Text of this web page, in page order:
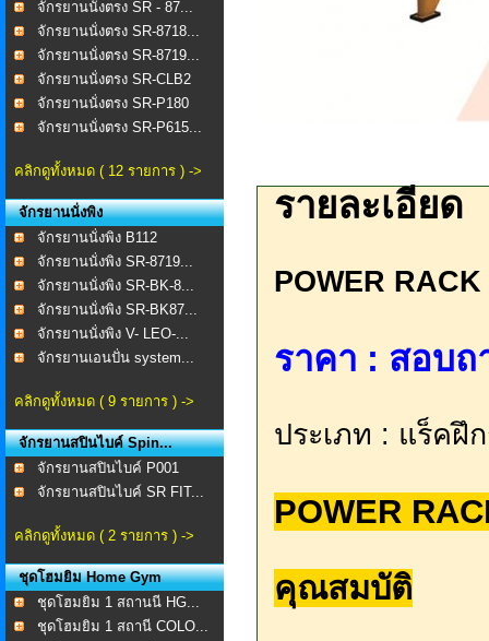
จักรยานนั่งตรง SR - 87...
จักรยานนั่งตรง SR-8718...
จักรยานนั่งตรง SR-8719...
จักรยานนั่งตรง SR-CLB2
จักรยานนั่งตรง SR-P180
จักรยานนั่งตรง SR-P615...
คลิกดูทั้งหมด ( 12 รายการ ) ->
จักรยานนั่งพิง
จักรยานนั่งพิง B112
จักรยานนั่งพิง SR-8719...
จักรยานนั่งพิง SR-BK-8...
จักรยานนั่งพิง SR-BK87...
จักรยานนั่งพิง V- LEO-...
จักรยานเอนปั่น system...
คลิกดูทั้งหมด ( 9 รายการ ) ->
จักรยานสปินไบค์ Spin...
จักรยานสปินไบค์ P001
จักรยานสปินไบค์ SR FIT...
คลิกดูทั้งหมด ( 2 รายการ ) ->
ชุดโฮมยิม Home Gym
ชุดโฮมยิม 1 สถานนี HG...
ชุดโฮมยิม 1 สถานี COLO...
รายละเอียด
POWER RACK
ราคา : สอบถ
ประเภท : แร็คฝึ
POWER
คุณสมบัติ